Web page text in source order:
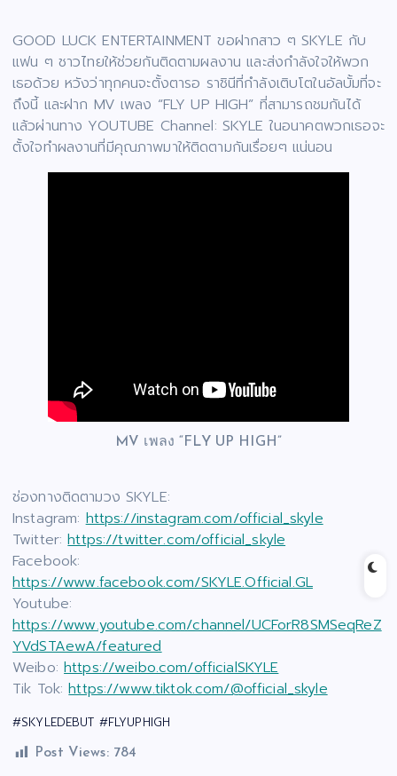
GOOD LUCK ENTERTAINMENT ขอฝากสาว ๆ SKYLE กับ
แฟน ๆ ชาวไทยให้ช่วยกันติดตามผลงาน และส่งกำลังใจให้พวก
เธอด้วย หวังว่าทุกคนจะตั้งตารอ ราชินีที่กำลังเติบโตในอัลบั้มที่จะ
ถึงนี้ และฝาก MV เพลง “FLY UP HIGH” ที่สามารถชมกันได้
แล้วผ่านทาง YOUTUBE Channel: SKYLE ในอนาคตพวกเธอจะ
ตั้งใจทำผลงานที่มีคุณภาพมาให้ติดตามกันเรื่อยๆ แน่นอน
MV เพลง “FLY UP HIGH”
ช่องทางติดตามวง SKYLE:
Instagram:https://instagram.com/official_skyle
Twitter:https://twitter.com/official_skyle
Facebook:
https://www.facebook.com/SKYLE.Official.GL
Youtube:
https://www.youtube.com/channel/UCForR8SMSeqReZ
YVdSTAewA/featured
Weibo:https://weibo.com/officialSKYLE
Tik Tok:https://www.tiktok.com/@official_skyle
#SKYLEDEBUT #FLYUPHIGH
Post Views: 784